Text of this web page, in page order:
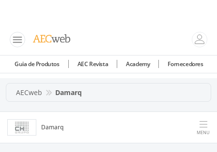
Guia de Produtos AEC Revista Academy Fornecedores
AECweb Damarq
Damarq
MENU